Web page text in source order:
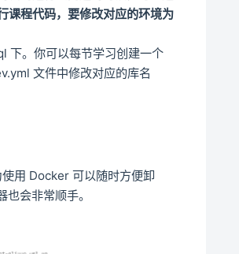
课程代码，要修改对应的环境为
下。你可以每节学习创建一个
文件中修改对应的库名
用 Docker 可以随时方便卸
会非常顺手。